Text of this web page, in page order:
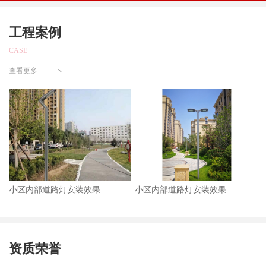
工程案例
CASE
查看更多
小区内部道路灯安装效果 小区内部道路灯安装效果
资质荣誉